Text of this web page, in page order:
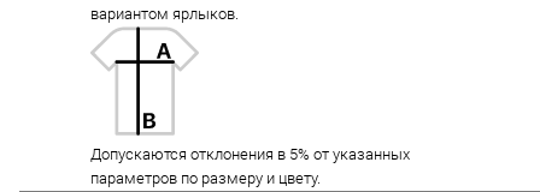
вариантом ярлыков.
Допускаются отклонения в 5% от указанных
параметров по размеру и цвету.